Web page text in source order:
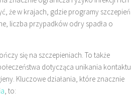
że w krajach, gdzie programy szczepień
liczba przypadków odry spadła o
się na szczepieniach. To także
dotycząca unikania kontaktu
Kluczowe działania, które znacznie
, to: